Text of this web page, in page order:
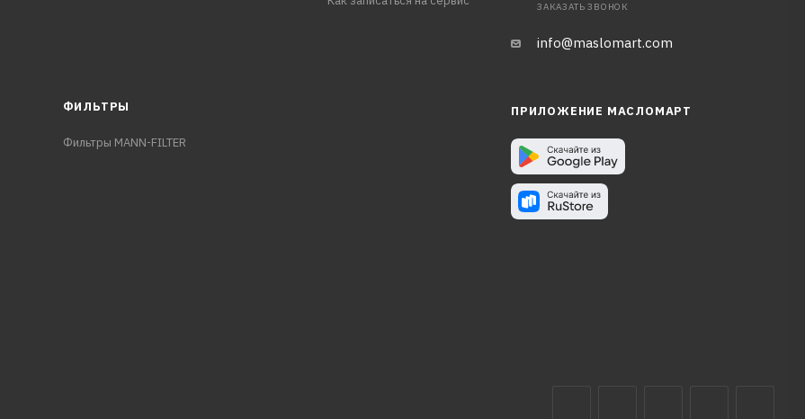
ЗАКАЗАТЬ ЗВОНОК
info@maslomart.com
ФИЛЬТРЫ
Фильтры MANN-FILTER
ПРИЛОЖЕНИЕ МАСЛОМАРТ